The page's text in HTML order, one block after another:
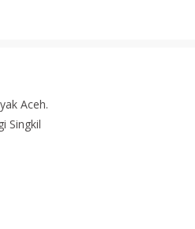
Aceh.
Singkil